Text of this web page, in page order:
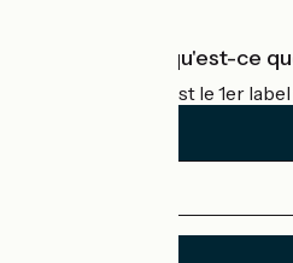
Accueil Vélo qu'est-ce
Accueil Vélo c'est le 1er